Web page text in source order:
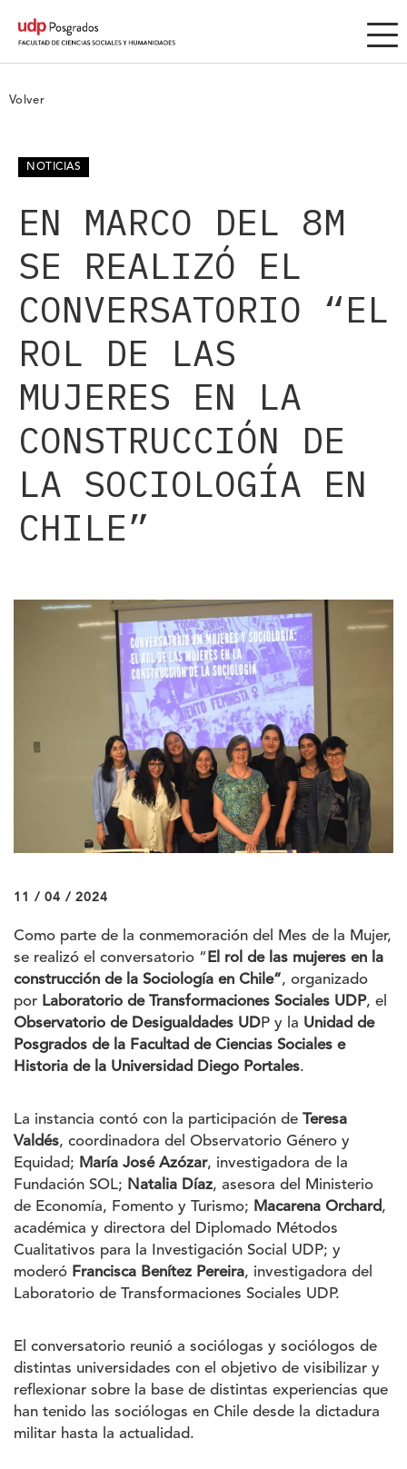
Volver
NOTICIAS
EN MARCO DEL 8M
SE REALIZÓ EL
CONVERSATORIO “EL
ROL DE LAS
MUJERES EN LA
CONSTRUCCIÓN DE
LA SOCIOLOGÍA EN
CHILE”
11 / 04 / 2024
Como parte de la conmemoración del Mes de la Mujer,
se realizó el conversatorio “ El rol de las mujeres en la
construcción de la Sociología en Chile”, organizado
por Laboratorio de Transformaciones Sociales UDP, el
Observatorio de Desigualdades UDP y la Unidad de
Posgrados de la Facultad de Ciencias Sociales e
Historia de la Universidad Diego Portales.
La instancia contó con la participación de Teresa
Valdés, coordinadora del Observatorio Género y
Equidad; María José Azózar, investigadora de la
Fundación SOL; Natalia Díaz, asesora del Ministerio
de Economía, Fomento y Turismo; Macarena Orchard,
académica y directora del Diplomado Métodos
Cualitativos para la Investigación Social UDP; y
moderó Francisca Benítez Pereira, investigadora del
Laboratorio de Transformaciones Sociales UDP.
El conversatorio reunió a sociólogas y sociólogos de
distintas universidades con el objetivo de visibilizar y
reflexionar sobre la base de distintas experiencias que
han tenido las sociólogas en Chile desde la dictadura
militar hasta la actualidad.